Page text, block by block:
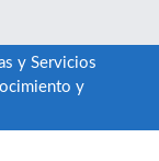
y Servicios
y